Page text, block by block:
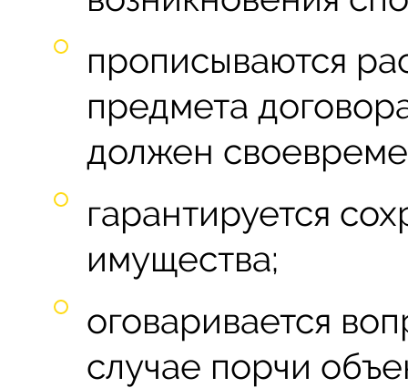
прописываются
предмета
должен
гарантируется
имущества;
оговаривается
случае порчи